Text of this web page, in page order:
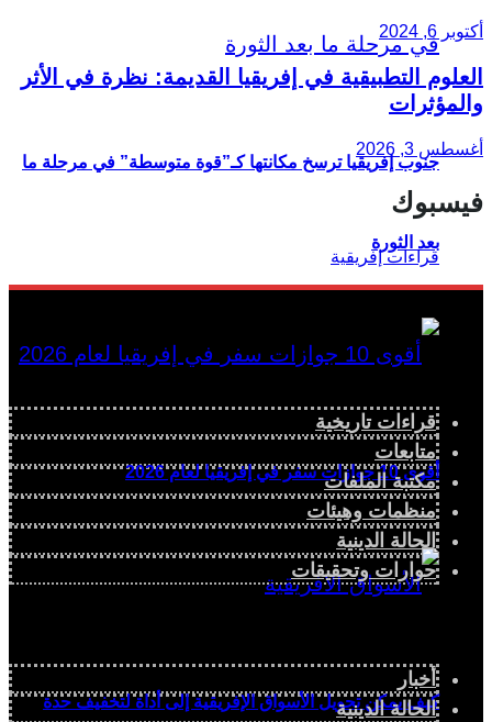
جنوب إفريقيا ترسخ مكانتها كـ”قوة متوسطة” في مرحلة ما
بعد الثورة
أقوى 10 جوازات سفر في إفريقيا لعام 2026
كيف يمكن تحويل الأسواق الإفريقية إلى أداة لتخفيف حدة
أكتوبر 6, 2024
العلوم التطبيقية في إفريقيا القديمة: نظرة في الأثر
والمؤثرات
أغسطس 3, 2026
فيسبوك
قراءات تاريخية
متابعات
مكتبة الملفات
منظمات وهيئات
الحالة الدينية
حوارات وتحقيقات
أخبار
الحالة الدينية